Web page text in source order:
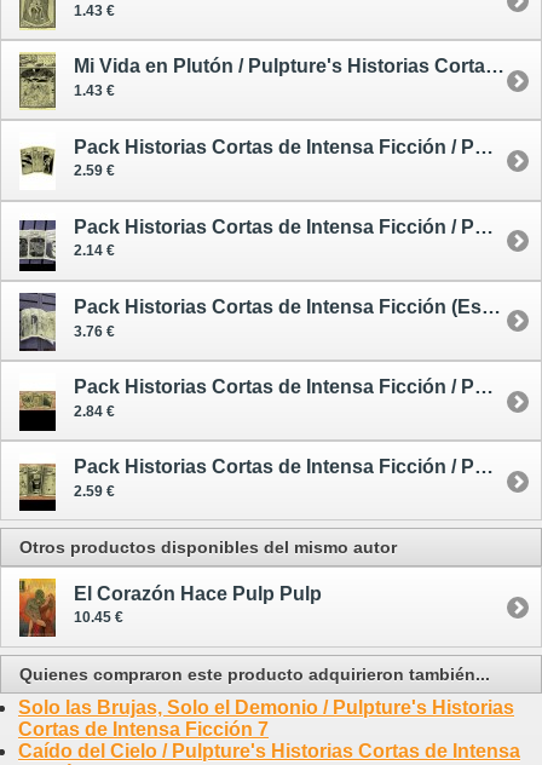
1.43 €
Mi Vida en Plutón / Pulpture's Historias Cortas de Intensa Ficción 15
1.43 €
Pack Historias Cortas de Intensa Ficción / Pulpture's Historias Cortas de Intensa Ficción 19-21
2.59 €
Pack Historias Cortas de Intensa Ficción / Pulpture's Historias Cortas de Intensa Ficción 16-18
2.14 €
Pack Historias Cortas de Intensa Ficción (Especial Sherlock Holmes) / Pulpture's Historias Cortas de Intensa Ficción 22-25
3.76 €
Pack Historias Cortas de Intensa Ficción / Pulpture's Historias Cortas de Intensa Ficción 26-28
2.84 €
Pack Historias Cortas de Intensa Ficción / Pulpture's Historias Cortas de Intensa Ficción 34-36
2.59 €
Otros productos disponibles del mismo autor
El Corazón Hace Pulp Pulp
10.45 €
Quienes compraron este producto adquirieron también...
Solo las Brujas, Solo el Demonio / Pulpture's Historias
Cortas de Intensa Ficción 7
Caído del Cielo / Pulpture's Historias Cortas de Intensa